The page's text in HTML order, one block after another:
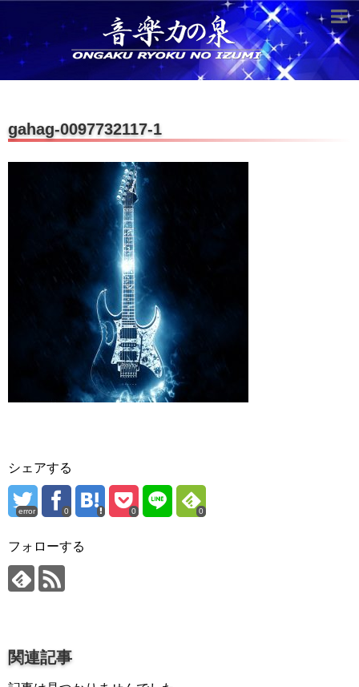
gahag-0097732117-1
シェアする
error 0 0 0
フォローする
関連記事
超役立つ知識／雑学
knowledge
音のしくみ
世界一わかりやすい音楽理論
名作を分析する
打ち込みテクニックを極める
instruments
プロ作曲家オススメ DTM機材
音楽家を目指す人の為のコラム
enjyoy music
音楽聴き放題サービス